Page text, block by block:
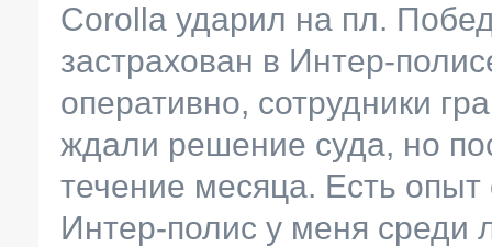
Corolla ударил на пл.
застрахован в Интер-
оперативно, сотрудники
ждали решение суда, но
течение месяца. Есть
Интер-полис у меня среди